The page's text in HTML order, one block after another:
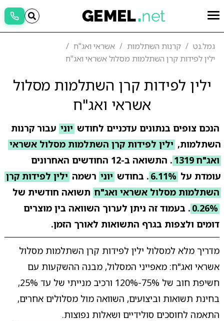
גמל.נט קרנות השתלמות
אשראי ואג"ח
ילין לפידות קרן השתלמות מסלול אשראי ואג"ח
ילין לפידות קרן השתלמות מסלול
אשראי ואג"ח
הנכם צופים בנתונים עדכניים לחודש יוני עבור קרנות
השתלמות, ילין לפידות קרן השתלמות מסלול אשראי
ואג"ח 1319
. התשואה ב-12 החודשים האחרונים
עומדת על 6.11% . בחודש יוני רשמה ילין לפידות קרן
השתלמות מסלול אשראי ואג"ח תשואה חודשית של
0.26% . בעמוד זה ניתן לערוך השוואה בין מוצרים
דומים ולצפות בגרף התשואות לאורך הזמן.
מדריך מלא למסלול ילין לפידות קרן השתלמות מסלול
אשראי ואג"ח: מאפייני המסלול, מבנה ההשקעות עם
חשיפת חוב של 75%-120% ורכיב מנייתי של עד 25%,
בחינת תשואות וביצועים, השוואה מול מסלולים אחרים,
התאמה לחוסכים סולידיים ושאלות נפוצות.